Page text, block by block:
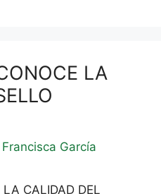
LA
Francisca García
LA CALIDAD DEL